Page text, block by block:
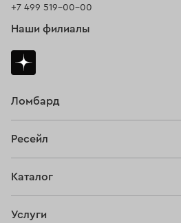
Ломбард
Тарифы
Ресейл
Купить
Каталог
Услуги
+7 499 519-00-00
Наши филиалы